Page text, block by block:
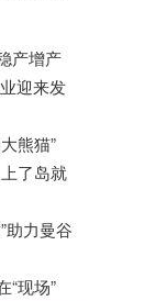
产增产
迎来发
熊猫”
了岛就
助力曼谷
“现场”